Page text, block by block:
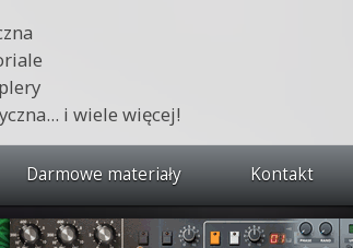
i wiele więcej!
i warsztaty
Darmowe materiały Kontakt